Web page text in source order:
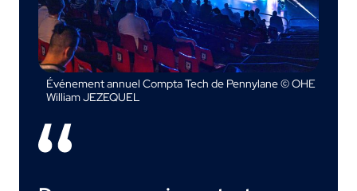
Événement annuel Compta Tech de Pennylane © OHE
William JEZEQUEL